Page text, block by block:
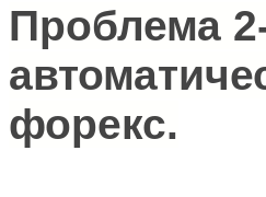
Проблема
форекс.